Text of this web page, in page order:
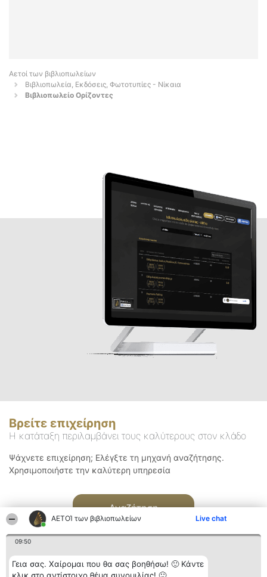
ΑΕΤΟΊ των βιβλιοπωλείων Live chat
09:50
Γεια σας. Χαίρομαι που θα σας βοηθήσω! 🙂 Κάντε
Αετοί των βιβλιοπωλείων
Βιβλιοπωλεία, Εκδόσεις, Φωτοτυπίες - Νίκαια
Βιβλιοπωλείο Ορίζοντες
Βρείτε επιχείρηση
Η κατάταξη περιλαμβάνει τους καλύτερους στον κλάδο
Ψάχνετε επιχείρηση; Ελέγξτε τη μηχανή αναζήτησης.
Χρησιμοποιήστε την καλύτερη υπηρεσία
Αναζήτηση